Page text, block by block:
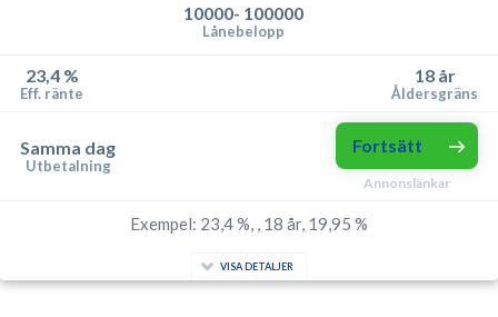
10000- 100000
Lånebelopp
23,4 %
Eff. ränte
18 år
Åldersgräns
Samma dag
Utbetalning
Fortsätt
Annonslänkar
Exempel: 23,4 %, , 18 år, 19,95 %
VISA DETALJER